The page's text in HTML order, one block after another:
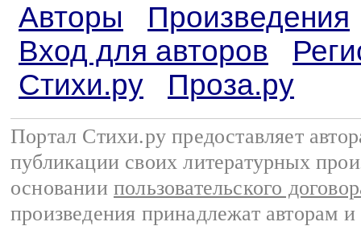
Авторы
Произведения
Вход для авторов
Стихи.ру
Проза.ру
Портал Стихи.ру предоставляет
публикации своих литературных
основании пользовательского
произведения принадлежат авторам